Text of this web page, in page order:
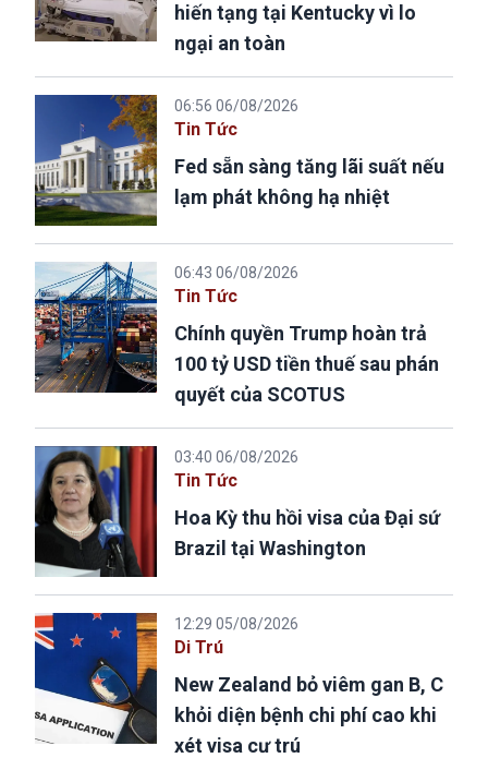
hiến tạng tại Kentucky vì lo
ngại an toàn
06:56 06/08/2026
Tin Tức
Fed sẵn sàng tăng lãi suất nếu
lạm phát không hạ nhiệt
06:43 06/08/2026
Tin Tức
Chính quyền Trump hoàn trả
100 tỷ USD tiền thuế sau phán
quyết của SCOTUS
03:40 06/08/2026
Tin Tức
Hoa Kỳ thu hồi visa của Đại sứ
Brazil tại Washington
12:29 05/08/2026
Di Trú
New Zealand bỏ viêm gan B, C
khỏi diện bệnh chi phí cao khi
xét visa cư trú